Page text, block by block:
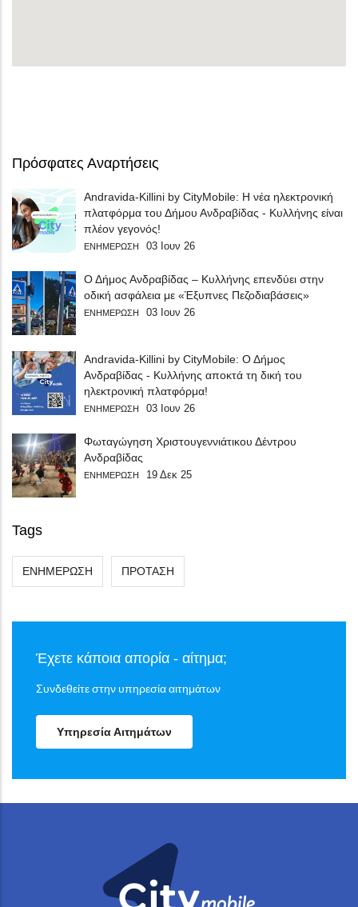
Πρόσφατες Αναρτήσεις
Andravida-Killini by CityMobile: Η νέα ηλεκτρονική
πλατφόρμα του Δήμου Ανδραβίδας - Κυλλήνης είναι
πλέον γεγονός!
ΕΝΗΜΕΡΩΣΗ 03 Ιουν 26
Ο Δήμος Ανδραβίδας – Κυλλήνης επενδύει στην
οδική ασφάλεια με «Έξυπνες Πεζοδιαβάσεις»
ΕΝΗΜΕΡΩΣΗ 03 Ιουν 26
Andravida-Killini by CityMobile: Ο Δήμος
Ανδραβίδας - Κυλλήνης αποκτά τη δική του
ηλεκτρονική πλατφόρμα!
ΕΝΗΜΕΡΩΣΗ 03 Ιουν 26
Φωταγώγηση Χριστουγεννιάτικου Δέντρου
Ανδραβίδας
ΕΝΗΜΕΡΩΣΗ 19 Δεκ 25
Tags
ΕΝΗΜΕΡΩΣΗ ΠΡΟΤΑΣΗ
Έχετε κάποια απορία - αίτημα;
Συνδεθείτε στην υπηρεσία αιτημάτων
Υπηρεσία Αιτημάτων